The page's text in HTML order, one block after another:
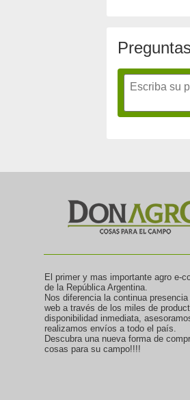
El primer y mas importante agro e-
de la República Argentina.
Nos diferencia la continua
web a través de los miles de
disponibilidad inmediata,
realizamos envíos a todo el país.
Descubra una nueva forma de
cosas para su campo!!!!